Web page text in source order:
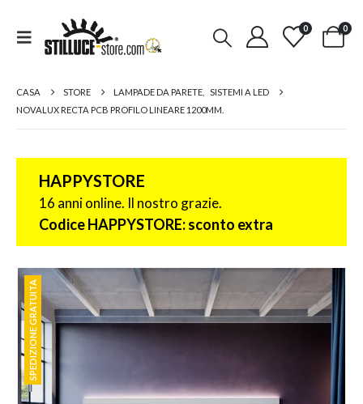
0 0
CASA STORE LAMPADE DA PARETE
SISTEMI A LED
NOVALUX RECTA PCB PROFILO LINEARE 1200MM.
HAPPYSTORE
16 anni online. Il nostro grazie.
Codice HAPPYSTORE: sconto extra
SPEDIZIONE GRATUITA
SPEDIZIONE GRATUITA